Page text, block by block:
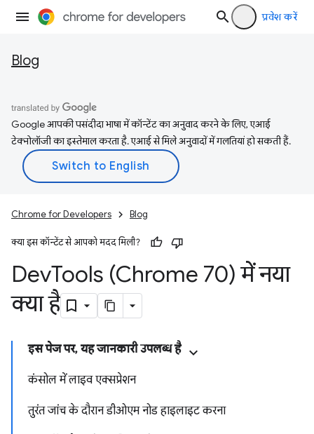
प्रवेश करें
Blog
Google आपकी पसंदीदा भाषा में कॉन्टेंट का अनुवाद करने के लिए, एआई
टेक्नोलॉजी का इस्तेमाल करता है. एआई से मिले अनुवादों में गलतियां हो सकती हैं.
Chrome for Developers Blog
क्या इस कॉन्टेंट से आपको मदद मिली?
DevTools (Chrome 70) में नया
क्या है
इस पेज पर, यह जानकारी उपलब्ध है
कंसोल में लाइव एक्सप्रेशन
तुरंत जांच के दौरान डीओएम नोड हाइलाइट करना